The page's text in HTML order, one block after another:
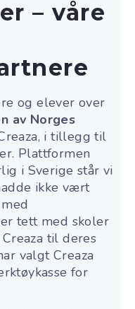
– våre
og elever over
av Norges
, i tillegg til
Plattformen
i Sverige står vi
ikke vært
tett med skoler
til deres
valgt Creaza
for